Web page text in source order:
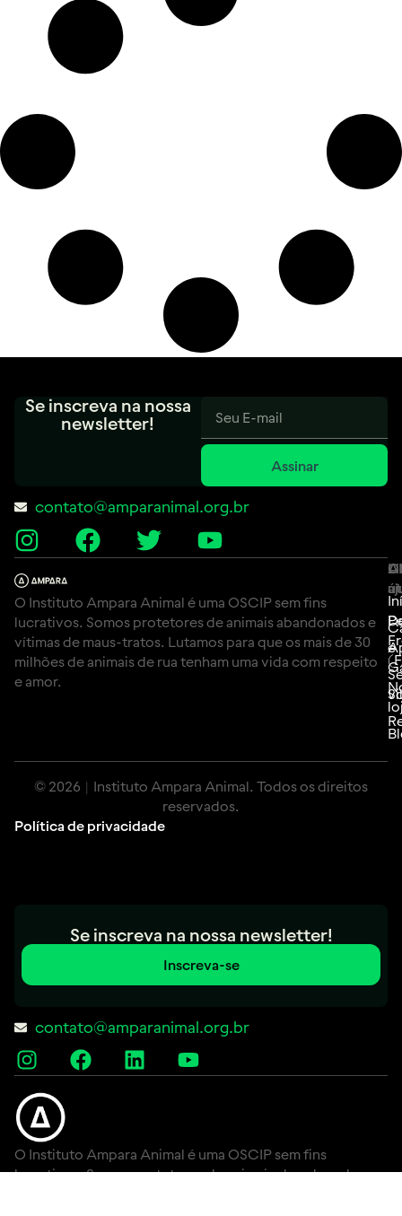
Se inscreva na nossa
newsletter!
Assinar
contato@amparanimal.org.br
O Instituto Ampara Animal é uma OSCIP sem fins
lucrativos. Somos protetores de animais abandonados e
vítimas de maus-tratos. Lutamos para que os mais de 30
milhões de animais de rua tenham uma vida com respeito
e amor.
e
© 2026 | Instituto Ampara Animal. Todos os direitos
reservados.
Política de privacidade
Se inscreva na nossa newsletter!
Inscreva-se
contato@amparanimal.org.br
O Instituto Ampara Animal é uma OSCIP sem fins
lucrativos. Somos protetores de animais abandonados e